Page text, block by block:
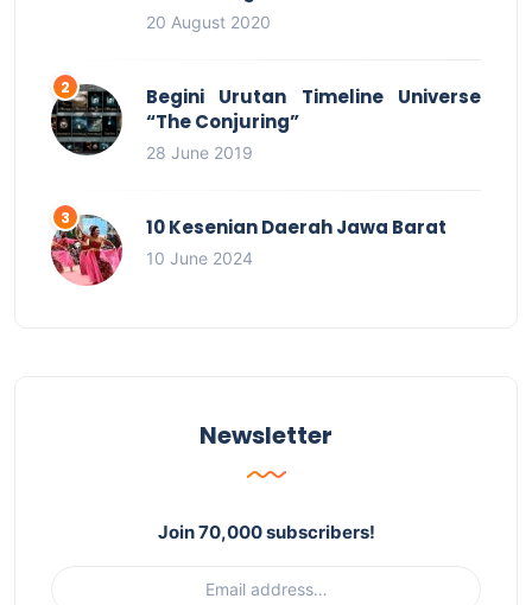
20 August 2020
Begini Urutan Timeline Universe
“The Conjuring”
28 June 2019
10 Kesenian Daerah Jawa Barat
10 June 2024
Newsletter
Join 70,000 subscribers!